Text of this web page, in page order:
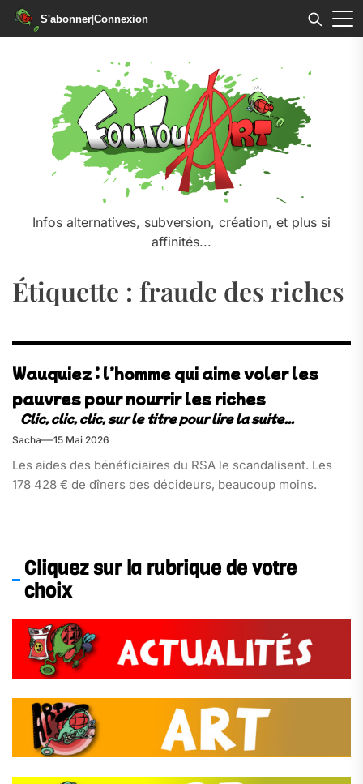
S'abonner|Connexion
Infos alternatives, subversion, création, et plus si
affinités...
Étiquette : fraude des riches
Wauquiez : l’homme qui aime voler les
pauvres pour nourrir les riches
Sacha 15 Mai 2026
Les aides des bénéficiaires du RSA le scandalisent. Les
178 428 € de dîners des décideurs, beaucoup moins.
Cliquez sur la rubrique de votre
choix